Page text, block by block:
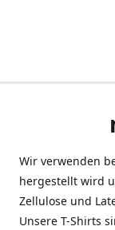
Wir verwenden
hergestellt wird
Zellulose und
Unsere T-Shirts